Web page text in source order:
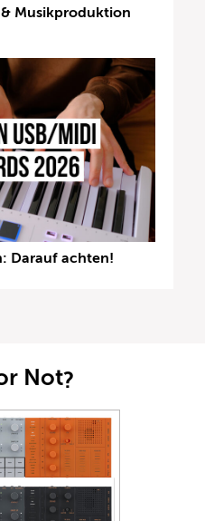
Musikproduktion
Darauf achten!
Not?